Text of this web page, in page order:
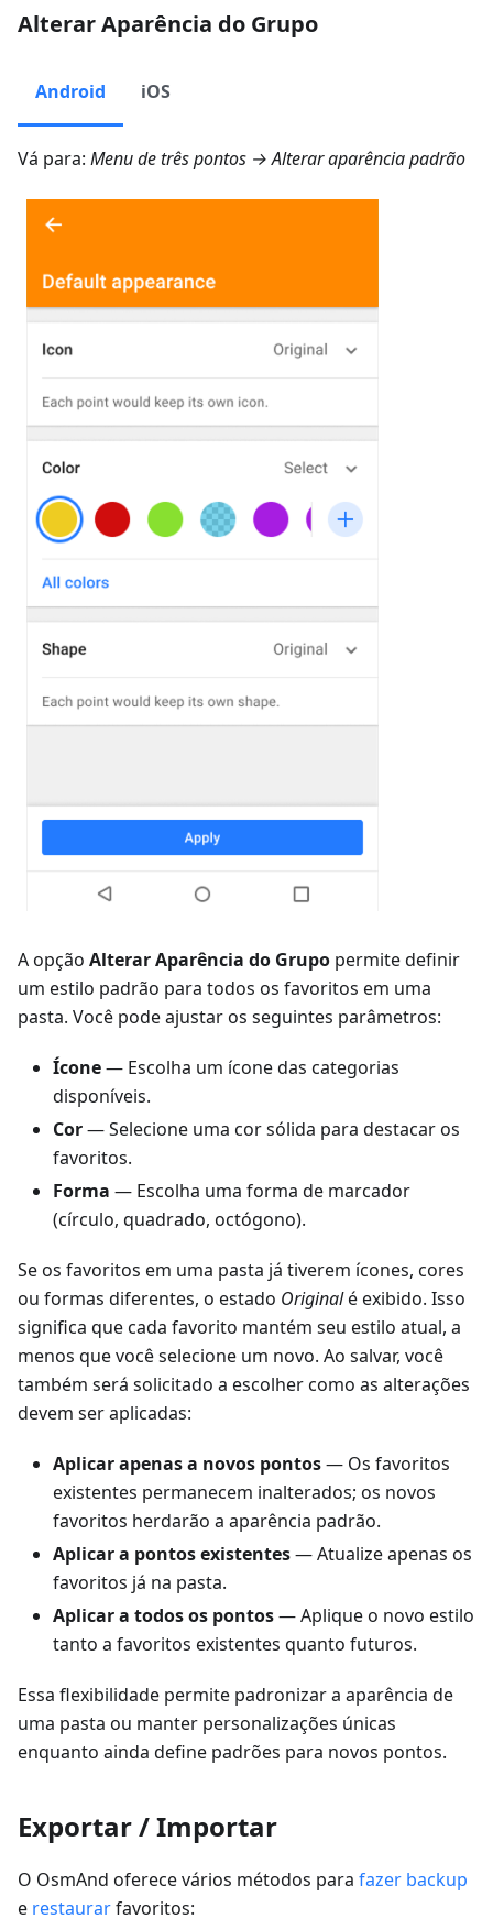
Alterar Aparência do Grupo
Android iOS
Vá para: Menu de três pontos → Alterar aparência padrão
A opção Alterar Aparência do Grupo permite definir
um estilo padrão para todos os favoritos em uma
pasta. Você pode ajustar os seguintes parâmetros:
Ícone— Escolha um ícone das categorias
disponíveis.
Cor— Selecione uma cor sólida para destacar os
favoritos.
Forma — Escolha uma forma de marcador
(círculo, quadrado, octógono).
Se os favoritos em uma pasta já tiverem ícones, cores
ou formas diferentes, o estado Originalé exibido. Isso
significa que cada favorito mantém seu estilo atual, a
menos que você selecione um novo. Ao salvar, você
também será solicitado a escolher como as alterações
devem ser aplicadas:
Aplicar apenas a novos pontos— Os favoritos
existentes permanecem inalterados; os novos
favoritos herdarão a aparência padrão.
Aplicar a pontos existentes— Atualize apenas os
favoritos já na pasta.
Aplicar a todos os pontos— Aplique o novo estilo
tanto a favoritos existentes quanto futuros.
Essa flexibilidade permite padronizar a aparência de
uma pasta ou manter personalizações únicas
enquanto ainda define padrões para novos pontos.
Exportar / Importar
O OsmAnd oferece vários métodos para fazer backup
e restaurarfavoritos: